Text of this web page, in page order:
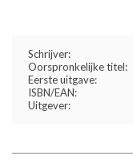
Schrijver:
Oorspronkelijke titel:
Eerste uitgave:
ISBN/EAN:
Uitgever: